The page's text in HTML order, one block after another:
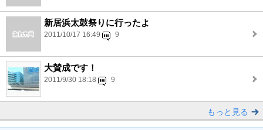
新居浜太鼓祭りに行ったよ
2011/10/17 16:49 9
大賛成です！
2011/9/30 18:18 9
もっと見る